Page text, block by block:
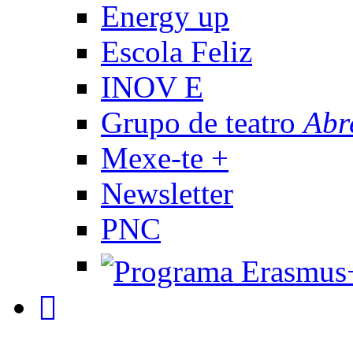
Energy up
Escola Feliz
INOV E
Grupo de teatro
Mexe-te +
Newsletter
PNC